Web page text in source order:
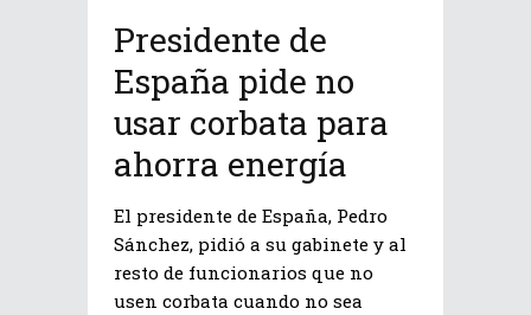
Presidente de
España pide no
usar corbata para
ahorra energía
El presidente de España, Pedro
Sánchez, pidió a su gabinete y al
resto de funcionarios que no
usen corbata cuando no sea